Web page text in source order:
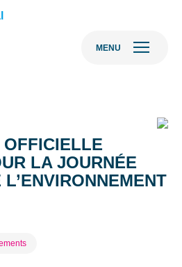
MENU
LA JOURNÉE